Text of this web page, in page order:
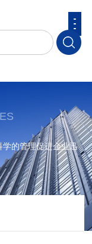
的管理促进企业迅